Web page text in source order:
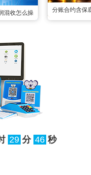
混收怎么操
都遇到过多
难题：一笔
同时绑定了
，所有资金
起，事后根
属于谁，人
、漏分的情
分账合约含保
29 分 45 秒